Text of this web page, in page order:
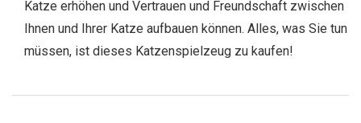
Katze erhöhen und Vertrauen und Freundschaft zwischen
Ihnen und Ihrer Katze aufbauen können. Alles, was Sie tun
müssen, ist dieses Katzenspielzeug zu kaufen!